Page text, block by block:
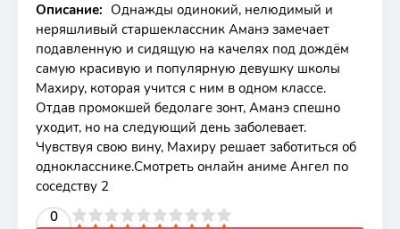
Описание: Однажды одинокий, нелюдимый и
неряшливый старшеклассник Аманэ замечает
подавленную и сидящую на качелях под дождём
самую красивую и популярную девушку школы
Махиру, которая учится с ним в одном классе.
Отдав промокшей бедолаге зонт, Аманэ спешно
уходит, но на следующий день заболевает.
Чувствуя свою вину, Махиру решает заботиться об
однокласснике.Смотреть онлайн аниме Ангел по
соседству 2
0
4 5 6 7 8 9 10